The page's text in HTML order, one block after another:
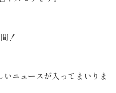
！
ニュースが入ってまいりま